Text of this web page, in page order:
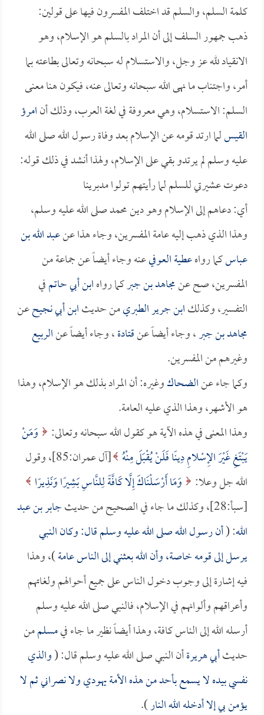
كلمة السلم، والسلم قد اختلف المفسرون فيها على قولين:
ذهب جمهور السلف إلى أن المراد بالسلم هو الإسلام، وهو
الانقياد لله عز وجل، والاستسلام له سبحانه وتعالى بطاعته بما
أمر، واجتناب ما نهى الله سبحانه وتعالى عنه، فيكون هنا معنى
السلم: الاستسلام، وهي معروفة في لغة العرب، وذلك أنامرؤ
القيسلما ارتد قومه عن الإسلام بعد وفاة رسول الله صلى الله
عليه وسلم لم يرتدو بقي على الإسلام، ولهذا أنشد في ذلك قوله:
دعوت عشيرتي للسلم لما رأيتهم تولوا مدبرينا
أي: دعاهم إلى الإسلام وهو دين محمد صلى الله عليه وسلم،
وهذا الذي ذهب إليه عامة المفسرين، وجاء هذا عنعبد الله بن
عباسكما رواهعطية العوفيعنه وجاء أيضاً عن جماعة من
المفسرين، صح عنمجاهد بن جبركما رواهابن أبي حاتمفي
التفسير، وكذلكابن جرير الطبريمن حديثابن أبي نجيحعن
مجاهد بن جبر، وجاء أيضاً عنقتادة، وجاء أيضاً عنالربيع
وغيرهم من المفسرين.
وكما جاء عنالضحاكوغيره: أن المراد بذلك هو الإسلام، وهذا
هو الأشهر، وهذا الذي عليه العامة.
وهذا المعنى في هذه الآية هو كقول الله سبحانه وتعالى:
وَمَنْ
يَبْتَغِ غَيْرَ الإِسْلامِ دِينًا فَلَنْ يُقْبَلَ مِنْهُ
[آل عمران:85]، وقول
الله جل وعلا:
وَمَا أَرْسَلْنَاكَ إِلَّا كَافَّةً لِلنَّاسِ بَشِيرًا وَنَذِيرًا
[سبأ:28]، وكذلك ما جاء في الصحيح من حديث
جابر بن عبد
الله: (أن رسول الله صلى الله عليه وسلم قال: وكان النبي
يرسل إلى قومه خاصة، وأن الله بعثني إلى الناس عامة)، وهذا
فيه إشارة إلى وجوب دخول الناس على جميع أحوالهم ولغاتهم
وأعراقهم وألوانهم في الإسلام، فالنبي صلى الله عليه وسلم
أرسله الله إلى الناس كافة، وهذا أيضاً نظير ما جاء فيمسلممن
حديثأبي هريرةأن النبي صلى الله عليه وسلم قال: (والذي
نفسي بيده لا يسمع بأحد من هذه الأمة يهودي ولا نصراني ثم لا
يؤمن بي إلا أدخله الله النار).